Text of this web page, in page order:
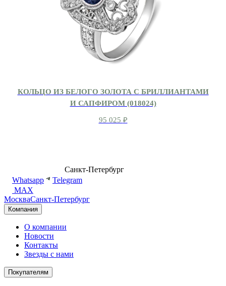
КОЛЬЦО ИЗ БЕЛОГО ЗОЛОТА С БРИЛЛИАНТАМИ
И САПФИРОМ (018024)
95 025 ₽
Санкт-Петербург
Whatsapp
Telegram
MAX
МоскваСанкт-Петербург
Компания
О компании
Новости
Контакты
Звезды с нами
Покупателям